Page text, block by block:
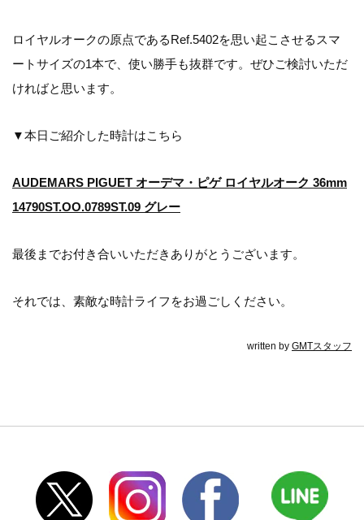
ロイヤルオークの原点であるRef.5402を思い起こさせるスマ
ートサイズの1本で、使い勝手も抜群です。ぜひご検討いただ
ければと思います。
▼本日ご紹介した時計はこちら
AUDEMARS PIGUET オーデマ・ピゲ ロイヤルオーク 36mm
14790ST.OO.0789ST.09 グレー
最後までお付き合いいただきありがとうございます。
それでは、素敵な時計ライフをお過ごしください。
written by GMTスタッフ